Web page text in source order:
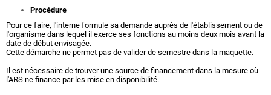
Procédure
Pour ce faire, l'interne formule sa demande auprès de l'établissement ou de
l'organisme dans lequel il exerce ses fonctions au moins deux mois avant la
date de début envisagée.
Cette démarche ne permet pas de valider de semestre dans la maquette.
Il est nécessaire de trouver une source de financement dans la mesure où
l'ARS ne finance par les mise en disponibilité.